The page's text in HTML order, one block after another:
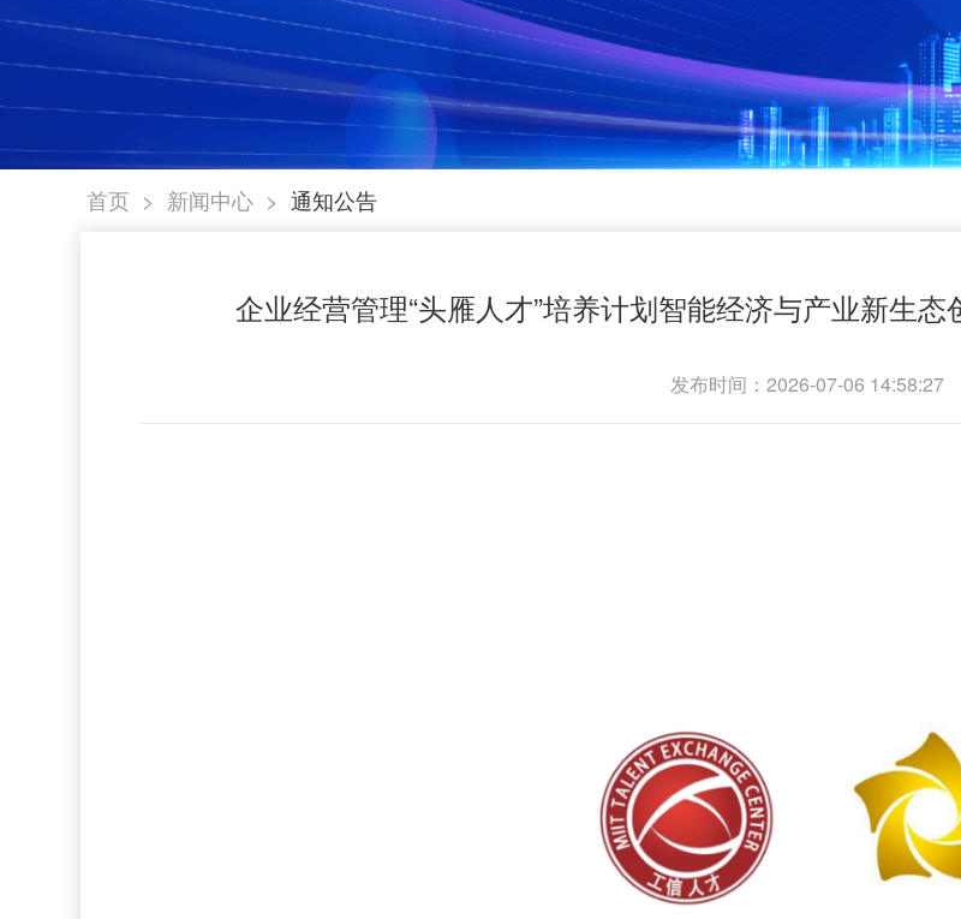
首页 > 新闻中心 > 通知公告
企业经营管理“头雁人才”培养计划智能经济与产业新生
发布时间：2026-07-06 14:58:27